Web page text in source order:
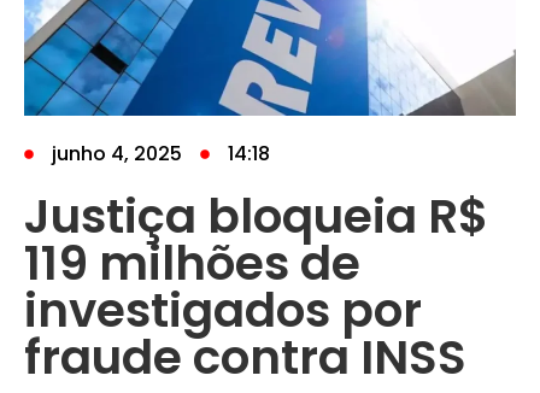
junho 4, 2025 14:18
Justiça bloqueia R$
119 milhões de
investigados por
fraude contra INSS